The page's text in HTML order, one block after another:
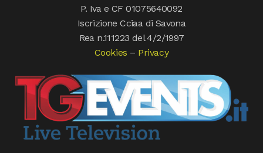
P. Iva e CF 01075640092
Iscrizione Cciaa di Savona
Rea n.111223 del 4/2/1997
Cookies – Privacy